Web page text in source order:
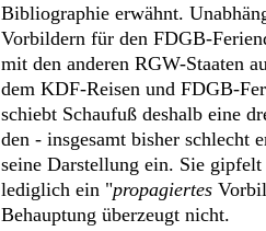
Bibliographie erwähnt.
Vorbildern für den FDGB-
mit den anderen RGW-Staaten
dem KDF-Reisen und FDGB-
schiebt Schaufuß deshalb eine
den - insgesamt bisher schlecht
seine Darstellung ein. Sie
lediglich ein "propagiertes
Behauptung überzeugt nicht.